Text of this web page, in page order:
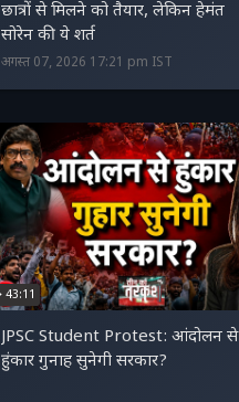
छात्रों से मिलने को तैयार, लेकिन हेमंत
सोरेन की ये शर्त
अगस्त 07, 2026 17:21 pm IST
43:11
JPSC Student Protest: आंदोलन से
हुंकार गुनाह सुनेगी सरकार?